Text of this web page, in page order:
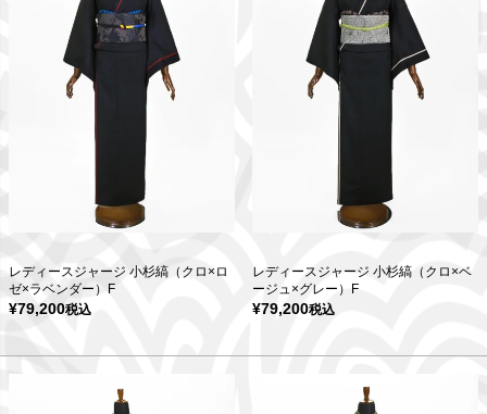
レディースジャージ 小杉縞（クロ×ロ
ゼ×ラベンダー）F
¥79,200税込
レディースジャージ 小杉縞（クロ×ベ
ージュ×グレー）F
¥79,200税込